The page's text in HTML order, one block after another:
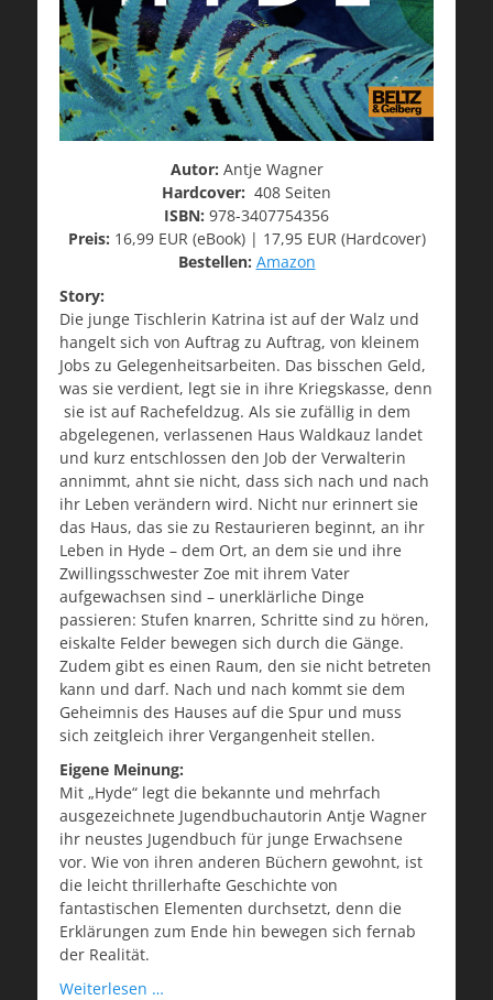
Autor: Antje Wagner
Hardcover: 408 Seiten
ISBN: 978-3407754356
Preis: 16,99 EUR (eBook) | 17,95 EUR (Hardcover)
Bestellen: Amazon
Story:
Die junge Tischlerin Katrina ist auf der Walz und
hangelt sich von Auftrag zu Auftrag, von kleinem
Jobs zu Gelegenheitsarbeiten. Das bisschen Geld,
was sie verdient, legt sie in ihre Kriegskasse, denn
sie ist auf Rachefeldzug. Als sie zufällig in dem
abgelegenen, verlassenen Haus Waldkauz landet
und kurz entschlossen den Job der Verwalterin
annimmt, ahnt sie nicht, dass sich nach und nach
ihr Leben verändern wird. Nicht nur erinnert sie
das Haus, das sie zu Restaurieren beginnt, an ihr
Leben in Hyde – dem Ort, an dem sie und ihre
Zwillingsschwester Zoe mit ihrem Vater
aufgewachsen sind – unerklärliche Dinge
passieren: Stufen knarren, Schritte sind zu hören,
eiskalte Felder bewegen sich durch die Gänge.
Zudem gibt es einen Raum, den sie nicht betreten
kann und darf. Nach und nach kommt sie dem
Geheimnis des Hauses auf die Spur und muss
sich zeitgleich ihrer Vergangenheit stellen.
Eigene Meinung:
Mit „Hyde“ legt die bekannte und mehrfach
ausgezeichnete Jugendbuchautorin Antje Wagner
ihr neustes Jugendbuch für junge Erwachsene
vor. Wie von ihren anderen Büchern gewohnt, ist
die leicht thrillerhafte Geschichte von
fantastischen Elementen durchsetzt, denn die
Erklärungen zum Ende hin bewegen sich fernab
der Realität.
Weiterlesen …